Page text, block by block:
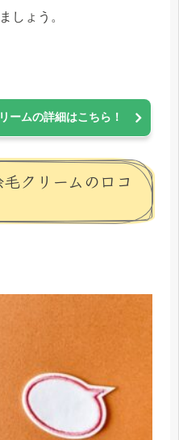
しょう。
ームの詳細はこちら！
クリームの口コ